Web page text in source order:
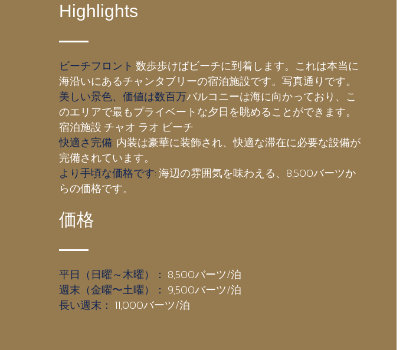
Highlights
ビーチフロント 数歩歩けばビーチに到着します。これは本当に
海沿いにあるチャンタブリーの宿泊施設です。写真通りです。
美しい景色、価値は数百万バルコニーは海に向かっており、こ
のエリアで最もプライベートな夕日を眺めることができます。
宿泊施設 チャオ ラオ ビーチ
快適さ完備: 内装は豪華に装飾され、快適な滞在に必要な設備が
完備されています。
より手頃な価格です:海辺の雰囲気を味わえる、8,500バーツか
らの価格です。
価格
平日（日曜～木曜）： 8,500バーツ/泊
週末（金曜〜土曜）： 9,500バーツ/泊
長い週末： 11,000バーツ/泊